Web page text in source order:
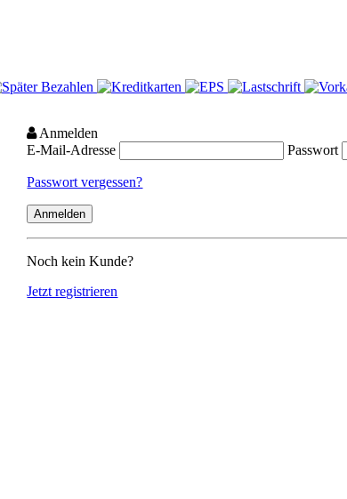
Anmelden
E-Mail-Adresse
Passwort
Passwort vergessen?
Noch kein Kunde?
Jetzt registrieren